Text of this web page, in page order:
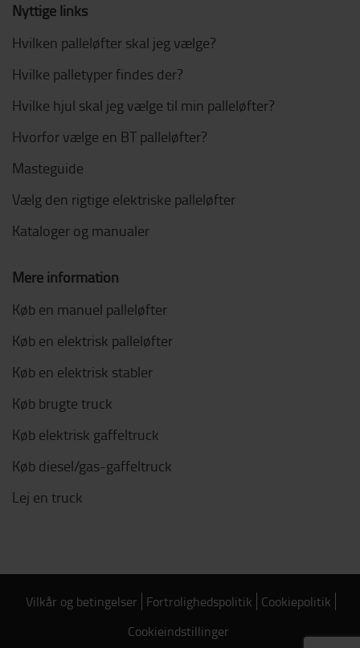
Nyttige links
Hvilken palleløfter skal jeg vælge?
Hvilke palletyper findes der?
Hvilke hjul skal jeg vælge til min palleløfter?
Hvorfor vælge en BT palleløfter?
Masteguide
Vælg den rigtige elektriske palleløfter
Kataloger og manualer
Mere information
Køb en manuel palleløfter
Køb en elektrisk palleløfter
Køb en elektrisk stabler
Køb brugte truck
Køb elektrisk gaffeltruck
Køb diesel/gas-gaffeltruck
Lej en truck
Vilkår og betingelser Fortrolighedspolitik Cookiepolitik
Cookieindstillinger